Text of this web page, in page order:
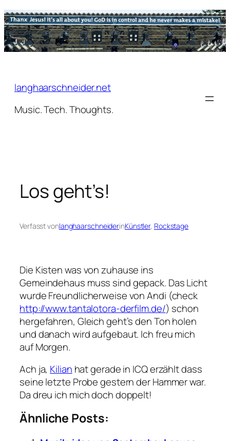
Zum
Inhalt
springen
langhaarschneider.net
Music. Tech. Thoughts.
Los geht’s!
Verfasst vonlanghaarschneiderinKünstler, Rockstage
Die Kisten was von zuhause ins
Gemeindehaus muss sind gepack. Das Licht
wurde Freundlicherweise von Andi (check
http://www.tantalotora-derfilm.de/) schon
hergefahren, Gleich geht’s den Ton holen
und danach wird aufgebaut. Ich freu mich
auf Morgen.
Ach ja, Kilian hat gerade in ICQ erzählt dass
seine letzte Probe gestern der Hammer war.
Da dreu ich mich doch doppelt!
Ähnliche Posts: